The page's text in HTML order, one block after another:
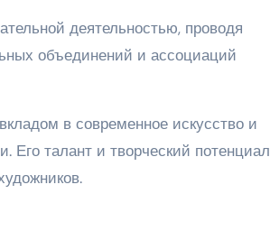
деятельностью, проводя
объединений и ассоциаций
в современное искусство и
талант и творческий потенциал